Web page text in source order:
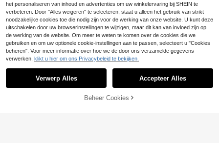
SHOP NU
het personaliseren van inhoud en advertenties om uw winkelervaring bij SHEIN te
verbeteren. Door "Alles weigeren" te selecteren, staat u alleen het gebruik van strikt
noodzakelijke cookies toe die nodig zijn voor de werking van onze website. U kunt deze
uitschakelen door uw browserinstellingen te wijzigen, maar dit kan van invloed zijn op
de werking van de website. Om meer te weten te komen over de cookies die we
gebruiken en om uw optionele cookie-instellingen aan te passen, selecteert u "Cookies
beheren". Voor meer informatie over hoe we de door ons verzamelde gegevens
verwerken, klikt u hier om ons Privacybeleid te bekijken.
Verwerp Alles Accepteer Alles
Beheer Cookies